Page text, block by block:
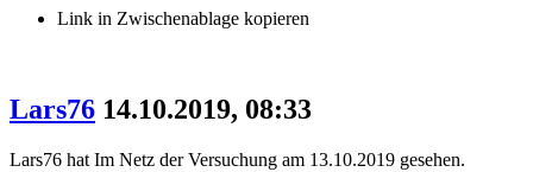
Link in Zwischenablage kopieren
Lars76 14.10.2019, 08:33
Lars76 hat Im Netz der Versuchung am 13.10.2019 gesehen.